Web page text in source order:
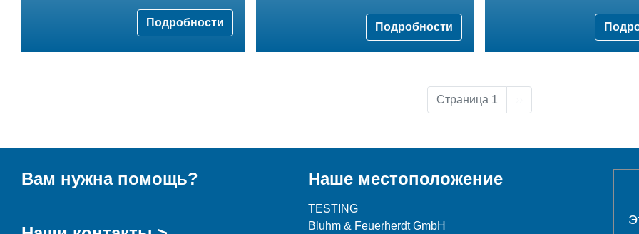
Подробности Подробности
Страница 1
Вам нужна помощь? Наше местоположение
TESTING
Bluhm & Feuerherdt GmbH